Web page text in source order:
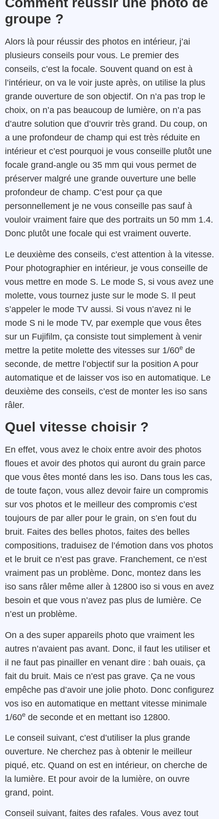
groupe ?
Alors là pour réussir des photos en intérieur, j’ai
plusieurs conseils pour vous. Le premier des
conseils, c’est la focale. Souvent quand on est à
l’intérieur, on va le voir juste après, on utilise la plus
grande ouverture de son objectif. On n’a pas trop le
choix, on n’a pas beaucoup de lumière, on n’a pas
d’autre solution que d’ouvrir très grand. Du coup, on
a une profondeur de champ qui est très réduite en
intérieur et c’est pourquoi je vous conseille plutôt une
focale grand-angle ou 35 mm qui vous permet de
préserver malgré une grande ouverture une belle
profondeur de champ. C’est pour ça que
personnellement je ne vous conseille pas sauf à
vouloir vraiment faire que des portraits un 50 mm 1.4.
Donc plutôt une focale qui est vraiment ouverte.
Le deuxième des conseils, c’est attention à la vitesse.
Pour photographier en intérieur, je vous conseille de
vous mettre en mode S. Le mode S, si vous avez une
molette, vous tournez juste sur le mode S. Il peut
s’appeler le mode TV aussi. Si vous n’avez ni le
mode S ni le mode TV, par exemple que vous êtes
sur un Fujifilm, ça consiste tout simplement à venir
mettre la petite molette des vitesses sur 1/60e de
seconde, de mettre l’objectif sur la position A pour
automatique et de laisser vos iso en automatique. Le
deuxième des conseils, c’est de monter les iso sans
râler.
Quel vitesse choisir ?
En effet, vous avez le choix entre avoir des photos
floues et avoir des photos qui auront du grain parce
que vous êtes monté dans les iso. Dans tous les cas,
de toute façon, vous allez devoir faire un compromis
sur vos photos et le meilleur des compromis c’est
toujours de par aller pour le grain, on s’en fout du
bruit. Faites des belles photos, faites des belles
compositions, traduisez de l’émotion dans vos photos
et le bruit ce n’est pas grave. Franchement, ce n’est
vraiment pas un problème. Donc, montez dans les
iso sans râler même aller à 12800 iso si vous en avez
besoin et que vous n’avez pas plus de lumière. Ce
n’est un problème.
On a des super appareils photo que vraiment les
autres n’avaient pas avant. Donc, il faut les utiliser et
il ne faut pas pinailler en venant dire : bah ouais, ça
fait du bruit. Mais ce n’est pas grave. Ça ne vous
empêche pas d’avoir une jolie photo. Donc configurez
vos iso en automatique en mettant vitesse minimale
1/60e de seconde et en mettant iso 12800.
Le conseil suivant, c’est d’utiliser la plus grande
ouverture. Ne cherchez pas à obtenir le meilleur
piqué, etc. Quand on est en intérieur, on cherche de
la lumière. Et pour avoir de la lumière, on ouvre
grand, point.
Conseil suivant, faites des rafales. Vous avez tout